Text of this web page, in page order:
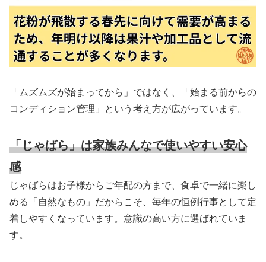
「ムズムズが始まってから」ではなく、「始まる前からの
コンディション管理」という考え方が広がっています。
「じゃばら」は家族みんなで使いやすい安心
感
じゃばらはお子様からご年配の方まで、食卓で一緒に楽し
める「自然なもの」だからこそ、毎年の恒例行事として定
着しやすくなっています。意識の高い方に選ばれていま
す。